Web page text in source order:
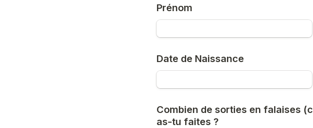
Prénom
Date de Naissance
Combien de sorties en falaises
as-tu faites ?